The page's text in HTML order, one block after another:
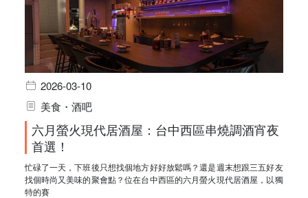
2026-03-10
美食・酒吧
六月螢火現代居酒屋：台中西區串燒調酒宵夜
首選！
忙碌了一天，下班後只想找個地方好好放鬆嗎？還是週末想跟三五好友
找個時尚又美味的聚會點？位在台中西區的六月螢火現代居酒屋，以獨
特的賽